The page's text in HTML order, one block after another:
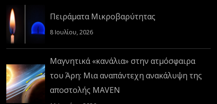
Πειράματα Μικροβαρύτητας
8 Ιουλίου, 2026
Μαγνητικά «κανάλια» στην ατμόσφαιρα
του Άρη: Μια αναπάντεχη ανακάλυψη της
αποστολής MAVEN